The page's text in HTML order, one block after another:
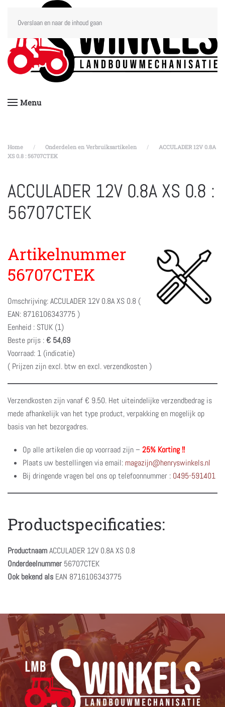
Overslaan en naar de inhoud gaan
Menu
Home Onderdelen en Verbruiksartikelen
ACCULADER 12V 0.8A
XS 0.8 : 56707CTEK
ACCULADER 12V 0.8A XS 0.8 :
56707CTEK
Artikelnummer
56707CTEK
Omschrijving: ACCULADER 12V 0.8A XS 0.8 (
EAN: 8716106343775 )
Eenheid : STUK (1)
Beste prijs :€ 54,69
Voorraad: 1 (indicatie)
( Prijzen zijn excl. btw en excl. verzendkosten )
Verzendkosten zijn vanaf € 9.50. Het uiteindelijke verzendbedrag is
mede afhankelijk van het type product, verpakking en mogelijk op
basis van het bezorgadres.
Op alle artikelen die op voorraad zijn – 25% Korting !!
Plaats uw bestellingen via email: magazijn@henryswinkels.nl
Bij dringende vragen bel ons op telefoonnummer : 0495-591401
Productspecificaties:
ProductnaamACCULADER 12V 0.8A XS 0.8
Onderdeelnummer 56707CTEK
Ook bekend als EAN 8716106343775